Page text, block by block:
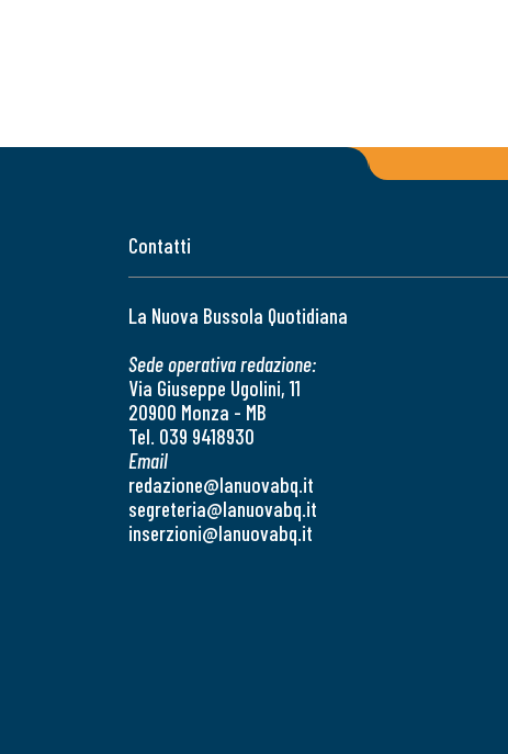
Contatti
La Nuova Bussola Quotidiana
Sede operativa redazione:
Via Giuseppe Ugolini, 11
20900 Monza - MB
Tel. 039 9418930
Email
redazione@lanuovabq.it
segreteria@lanuovabq.it
inserzioni@lanuovabq.it